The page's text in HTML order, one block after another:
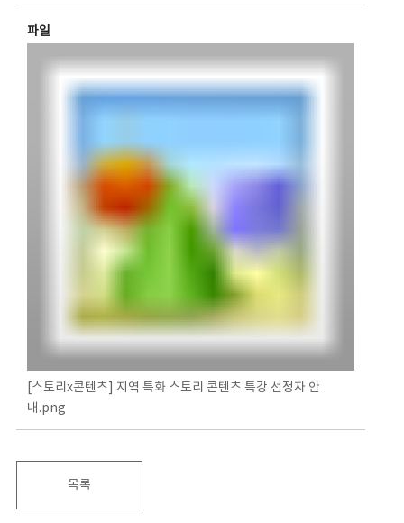
파일
[스토리x콘텐츠] 지역 특화 스토리 콘텐츠 특강 선정자 안
내.png
목록